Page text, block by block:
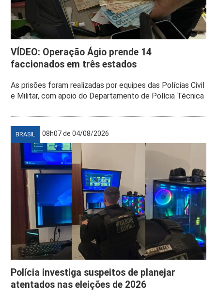
VÍDEO: Operação Ágio prende 14
faccionados em três estados
As prisões foram realizadas por equipes das Polícias Civil
e Militar, com apoio do Departamento de Polícia Técnica
BRASIL 08h07 de 04/08/2026
Polícia investiga suspeitos de planejar
atentados nas eleições de 2026